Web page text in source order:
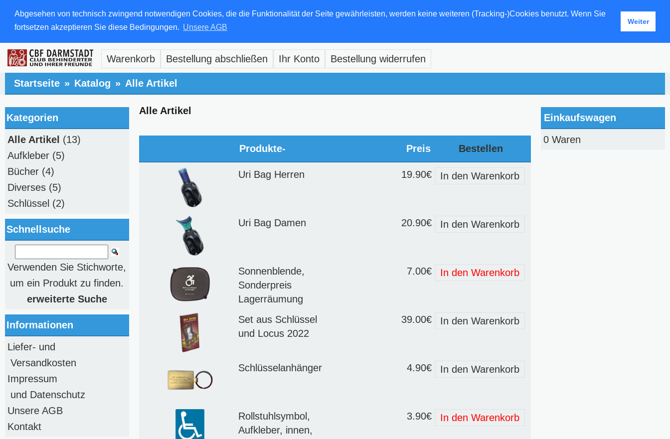
Abgesehen von technisch zwingend notwendigen Cookies, die die Funktionalität der Seite gewährleisten, werden keine weiteren (Tracking-)Cookies benutzt. Wenn Sie
fortsetzen akzeptieren Sie diese Bedingungen. Unsere AGB
Weiter
Warenkorb Bestellung abschließen Ihr Konto Bestellung widerrufen
Startseite » Katalog » Alle Artikel
Alle Artikel
Produkte- Preis Bestellen
Uri Bag Herren 19.90€ In den Warenkorb
Uri Bag Damen 20.90€ In den Warenkorb
Sonnenblende,
Sonderpreis
Lagerräumung
7.00€ In den Warenkorb
Set aus Schlüssel
und Locus 2022
39.00€ In den Warenkorb
Schlüsselanhänger 4.90€ In den Warenkorb
Rollstuhlsymbol,
Aufkleber, innen,
3.90€ In den Warenkorb
Kategorien
Alle Artikel (13)
Aufkleber (5)
Bücher (4)
Diverses (5)
Schlüssel (2)
Schnellsuche
Verwenden Sie Stichworte,
um ein Produkt zu finden.
erweiterte Suche
Informationen
Liefer- und
Versandkosten
Impressum
und Datenschutz
Unsere AGB
Kontakt
Einkaufswagen
0 Waren